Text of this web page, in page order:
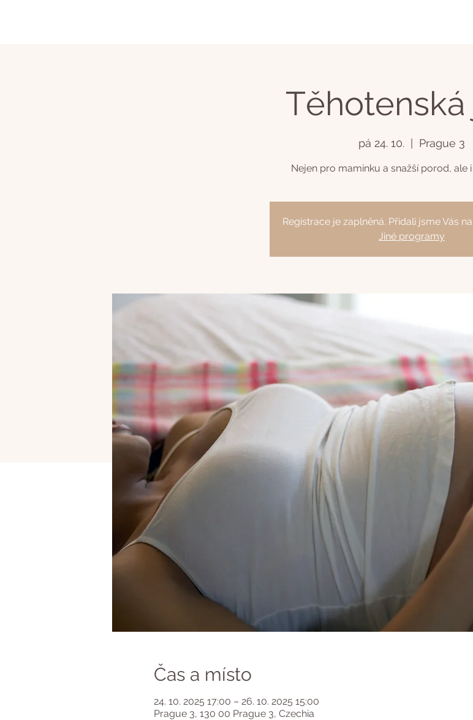
Těhotenská
pá 24. 10.
  |
Prague 3
Nejen pro maminku a snažší porod, ale
Registrace je zaplněná. Přidali jsme Vás
Jiné programy
Čas a místo
24. 10. 2025 17:00 – 26. 10. 2025 15:00
Prague 3, 130 00 Prague 3, Czechia